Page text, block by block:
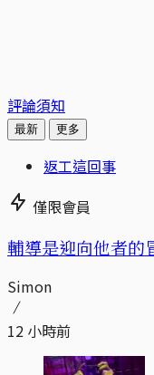
評論須知
最新 更多
返工這回事
僅限會員
輔導是迎向他者
Simon
12 小時前